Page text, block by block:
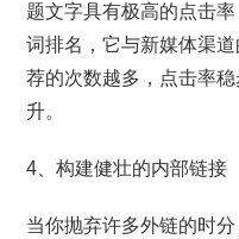
题文字具有极高的点击
词排名，它与新媒体渠
荐的次数越多，点击率
升。
4、构建健壮的内部链接
当你抛弃许多外链的时